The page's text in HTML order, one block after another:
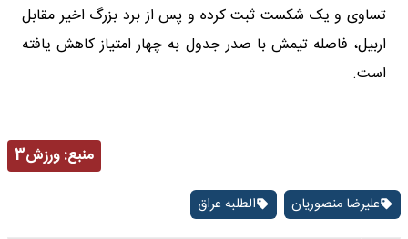
تساوی و یک شکست ثبت کرده و پس از برد بزرگ اخیر مقابل
اربیل، فاصله تیمش با صدر جدول به چهار امتیاز کاهش یافته
است.
منبع:ورزش3
علیرضا منصوریان الطلبه عراق